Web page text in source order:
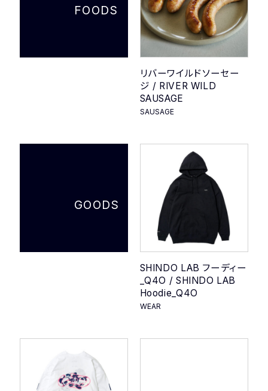
FOODS
リバーワイルドソーセー
ジ / RIVER WILD
SAUSAGE
SAUSAGE
GOODS
SHINDO LAB フーディー
_Q4O / SHINDO LAB
Hoodie_Q4O
WEAR